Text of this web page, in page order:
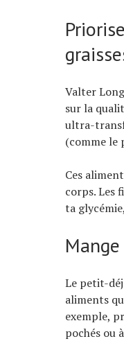
Valter
sur la
ultra-
(comme le
Ces
corps. Les
ta
Le petit-
aliments
exemple,
pochés ou